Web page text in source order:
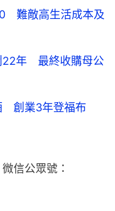
難敵高生活成本及
22年 最終收購母公
創業3年登福布
信公眾號：